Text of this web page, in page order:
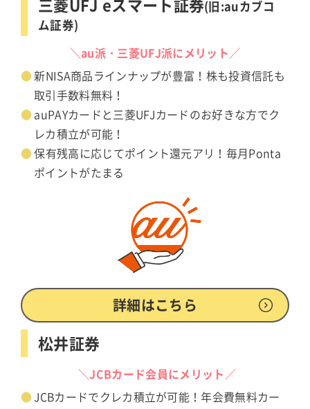
三菱UFJ eスマート証券(旧:auカブコ
ム証券)
＼au派・三菱UFJ派にメリット／
新NISA商品ラインナップが豊富！株も投資信託も
取引手数料無料！
auPAYカードと三菱UFJカードのお好きな方でク
レカ積立が可能！
保有残高に応じてポイント還元アリ！毎月Ponta
ポイントがたまる
詳細はこちら
松井証券
＼JCBカード会員にメリット／
JCBカードでクレカ積立が可能！年会費無料カー